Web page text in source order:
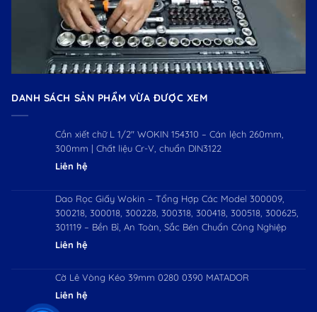
DANH SÁCH SẢN PHẨM VỪA ĐƯỢC XEM
Cần xiết chữ L 1/2″ WOKIN 154310 – Cán lệch 260mm,
300mm | Chất liệu Cr-V, chuẩn DIN3122
Liên hệ
Dao Rọc Giấy Wokin – Tổng Hợp Các Model 300009,
300218, 300018, 300228, 300318, 300418, 300518, 300625,
301119 – Bền Bỉ, An Toàn, Sắc Bén Chuẩn Công Nghiệp
Liên hệ
Cờ Lê Vòng Kéo 39mm 0280 0390 MATADOR
Liên hệ